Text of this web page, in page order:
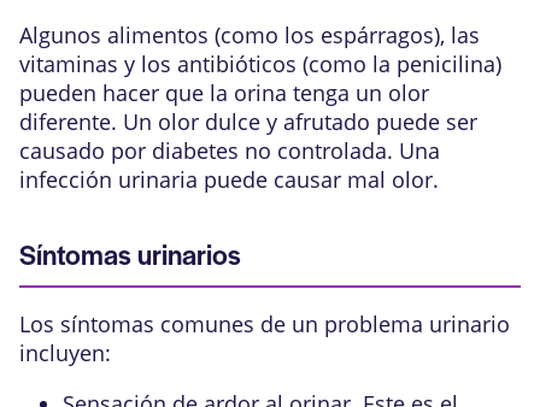
Algunos alimentos (como los espárragos), las
vitaminas y los antibióticos (como la penicilina)
pueden hacer que la orina tenga un olor
diferente. Un olor dulce y afrutado puede ser
causado por diabetes no controlada. Una
infección urinaria puede causar mal olor.
Síntomas urinarios
Los síntomas comunes de un problema urinario
incluyen: